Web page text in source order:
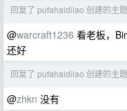
回复了 pufahaidilao 创建的主题
@warcraft1236 看老板，
还好
回复了 pufahaidilao 创建的主题
@zhkn 没有